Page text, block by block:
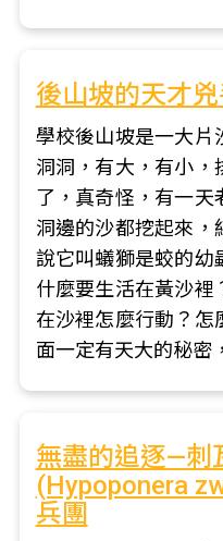
後山坡的天才
學校後山坡是一大片
洞洞，有大，有小，
了，真奇怪，有一天
洞邊的沙都挖起來，
說它叫蟻獅是蛟的幼
什麼要生活在黃沙裡
在沙裡怎麼行動？怎
面一定有天大的秘密
無盡的追逐—刺
(Hypoponera
兵團